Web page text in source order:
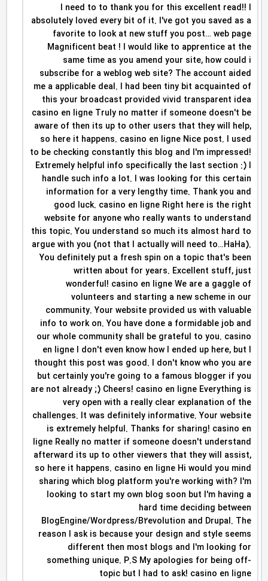
I need to to thank you for this excellent read!! I
absolutely loved every bit of it. I've got you saved as a
favorite to look at new stuff you post… web page
Magnificent beat ! I would like to apprentice at the
same time as you amend your site, how could i
subscribe for a weblog web site? The account aided
me a applicable deal. I had been tiny bit acquainted of
this your broadcast provided vivid transparent idea
casino en ligne Truly no matter if someone doesn't be
aware of then its up to other users that they will help,
so here it happens. casino en ligne Nice post. I used
to be checking constantly this blog and I'm impressed!
Extremely helpful info specifically the last section :) I
handle such info a lot. I was looking for this certain
information for a very lengthy time. Thank you and
good luck. casino en ligne Right here is the right
website for anyone who really wants to understand
this topic. You understand so much its almost hard to
argue with you (not that I actually will need to…HaHa).
You definitely put a fresh spin on a topic that's been
written about for years. Excellent stuff, just
wonderful! casino en ligne We are a gaggle of
volunteers and starting a new scheme in our
community. Your website provided us with valuable
info to work on. You have done a formidable job and
our whole community shall be grateful to you. casino
en ligne I don't even know how I ended up here, but I
thought this post was good. I don't know who you are
but certainly you're going to a famous blogger if you
are not already ;) Cheers! casino en ligne Everything is
very open with a really clear explanation of the
challenges. It was definitely informative. Your website
is extremely helpful. Thanks for sharing! casino en
ligne Really no matter if someone doesn't understand
afterward its up to other viewers that they will assist,
so here it happens. casino en ligne Hi would you mind
sharing which blog platform you're working with? I'm
looking to start my own blog soon but I'm having a
hard time deciding between
BlogEngine/Wordpress/B2evolution and Drupal. The
reason I ask is because your design and style seems
different then most blogs and I'm looking for
something unique. P.S My apologies for being off-
topic but I had to ask! casino en ligne